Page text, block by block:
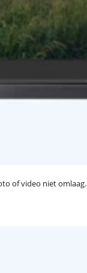
of video niet omlaag.